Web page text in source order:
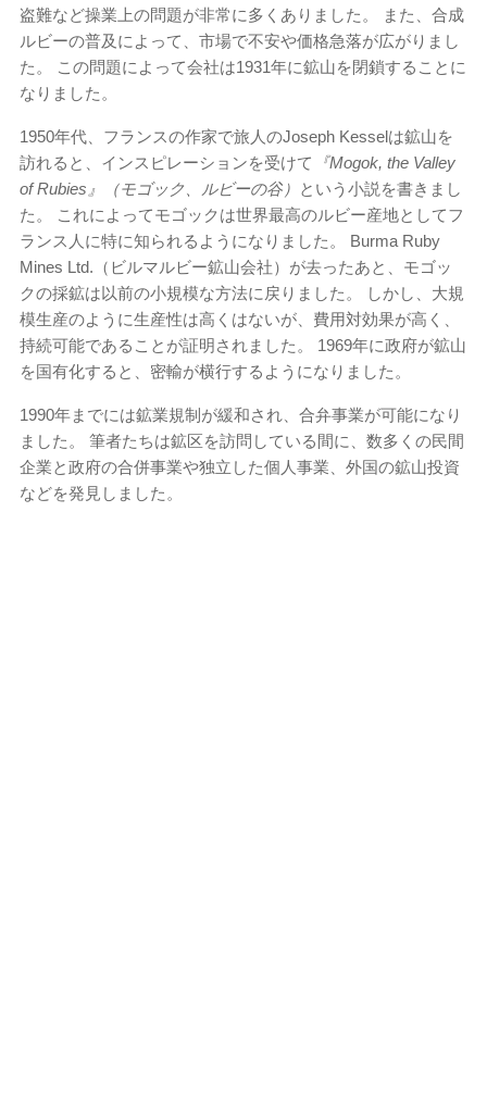
盗難など操業上の問題が非常に多くありました。 また、合成
ルビーの普及によって、市場で不安や価格急落が広がりまし
た。 この問題によって会社は1931年に鉱山を閉鎖することに
なりました。
1950年代、フランスの作家で旅人のJoseph Kesselは鉱山を
訪れると、インスピレーションを受けて
『Mogok, the Valley
of Rubies』（モゴック、ルビーの谷） という小説を書きまし
た。 これによってモゴックは世界最高のルビー産地としてフ
ランス人に特に知られるようになりました。 Burma Ruby
Mines Ltd.（ビルマルビー鉱山会社）が去ったあと、モゴッ
クの採鉱は以前の小規模な方法に戻りました。 しかし、大規
模生産のように生産性は高くはないが、費用対効果が高く、
持続可能であることが証明されました。 1969年に政府が鉱山
を国有化すると、密輸が横行するようになりました。
1990年までには鉱業規制が緩和され、合弁事業が可能になり
ました。 筆者たちは鉱区を訪問している間に、数多くの民間
企業と政府の合併事業や独立した個人事業、外国の鉱山投資
などを発見しました。